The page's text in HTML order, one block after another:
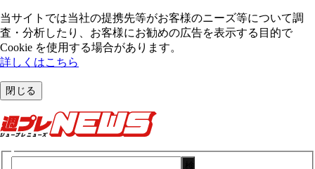
当サイトでは当社の提携先等がお客様のニーズ等について調
査・分析したり、お客様にお勧めの広告を表⽰する⽬的で
Cookie を使⽤する場合があります。
詳しくはこちら
閉じる